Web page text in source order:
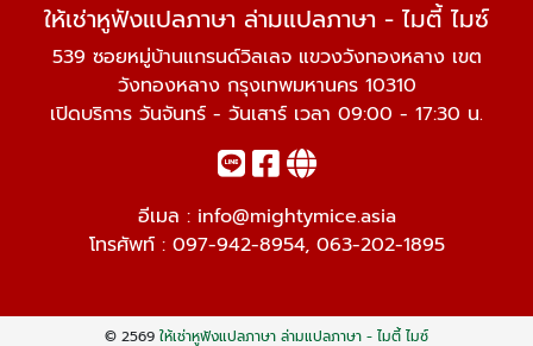
ให้เช่าหูฟังแปลภาษา ล่ามแปลภาษา - ไมตี้ ไมซ์
539 ซอยหมู่บ้านแกรนด์วิลเลจ แขวงวังทองหลาง เขต
วังทองหลาง กรุงเทพมหานคร 10310
เปิดบริการ วันจันทร์ - วันเสาร์ เวลา 09:00 - 17:30 น.
อีเมล : info@mightymice.asia
โทรศัพท์ : 097-942-8954, 063-202-1895
© 2569 ให้เช่าหูฟังแปลภาษา ล่ามแปลภาษา - ไมตี้ ไมซ์